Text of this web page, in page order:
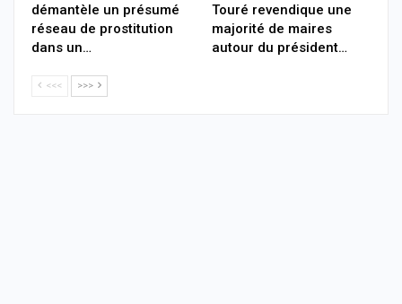
démantèle un présumé
réseau de prostitution
dans un…
Touré revendique une
majorité de maires
autour du président…
<<< >>>